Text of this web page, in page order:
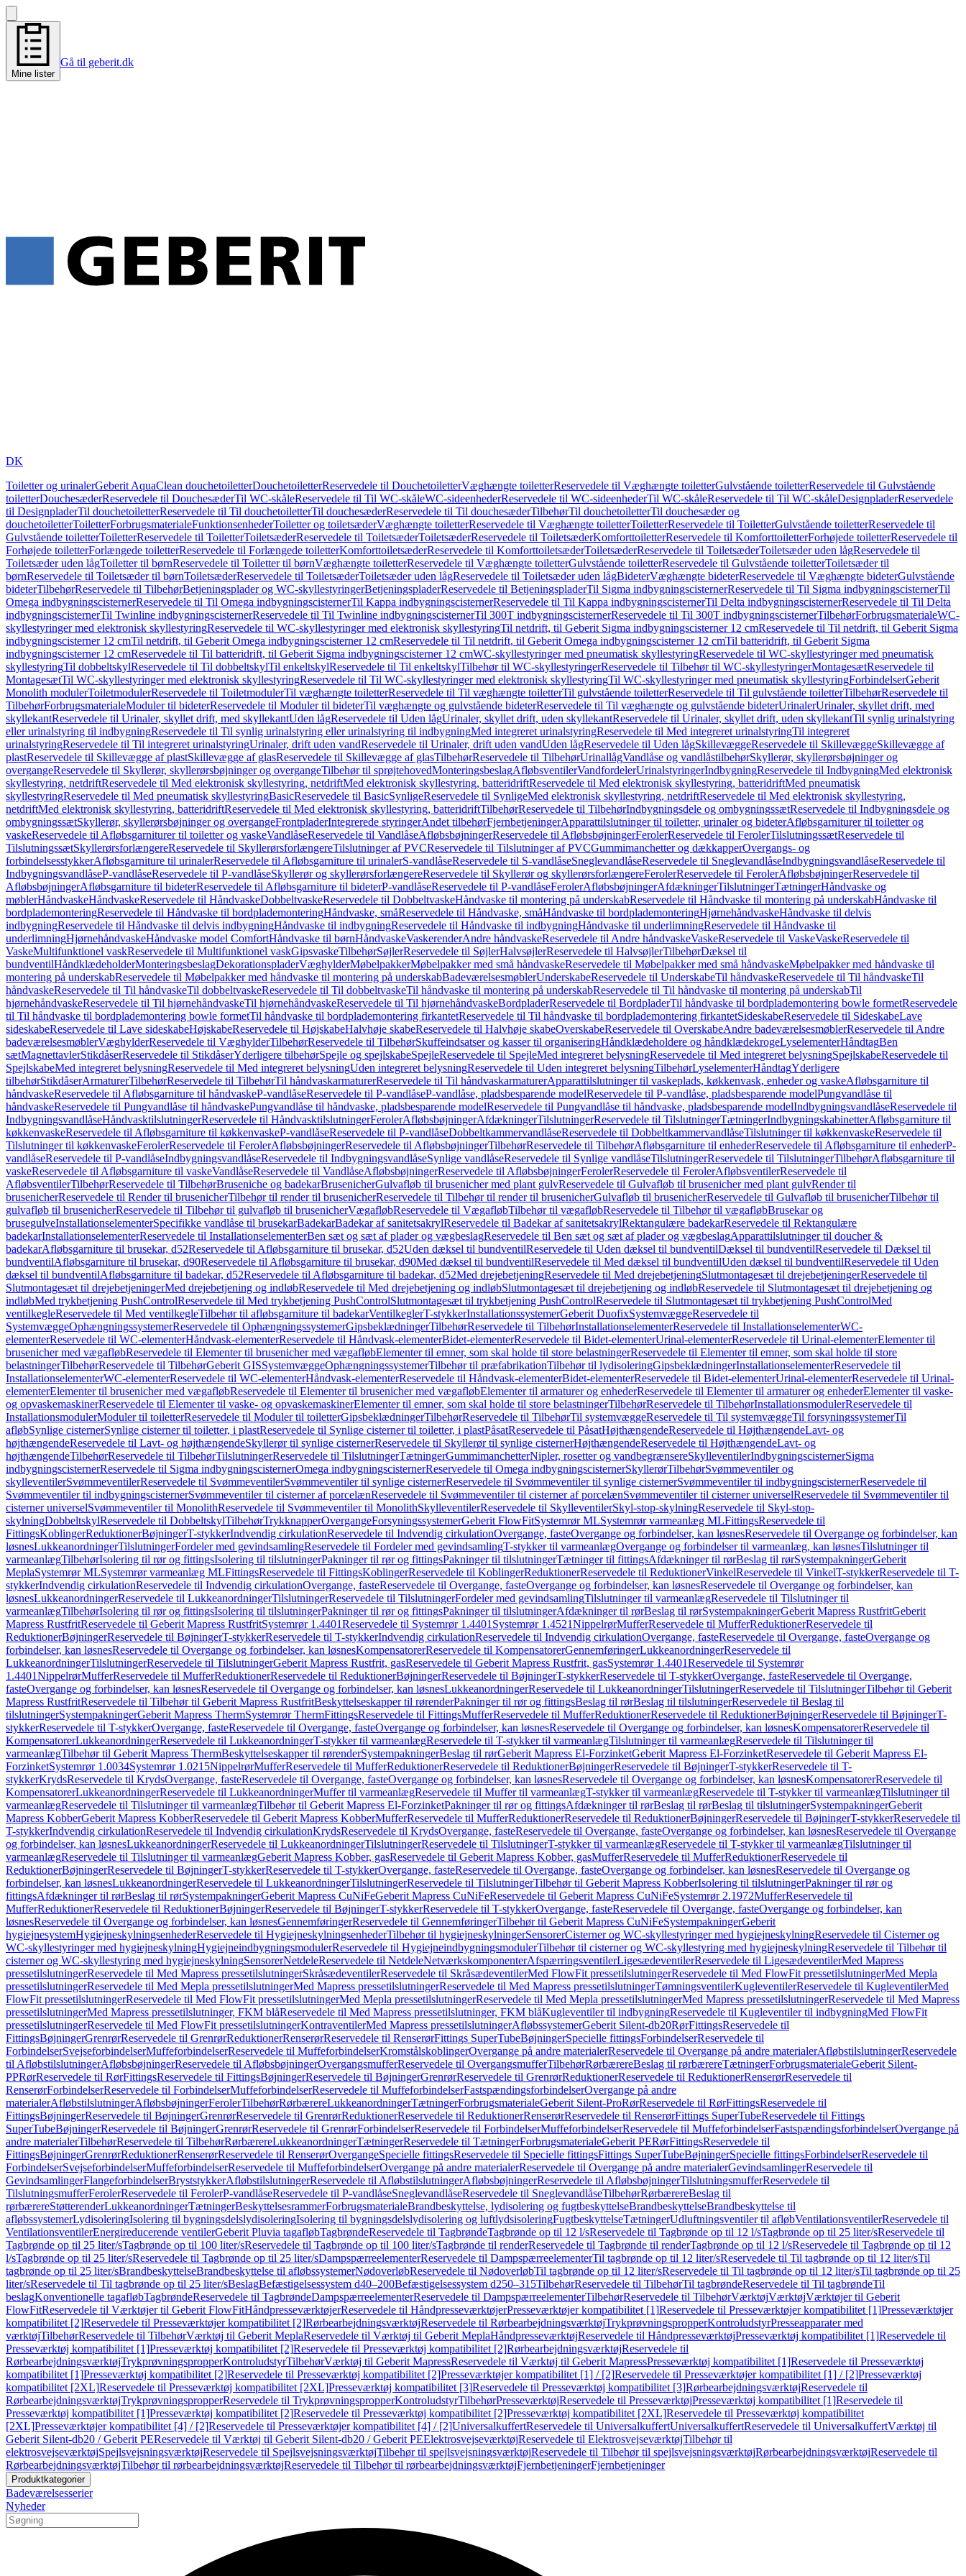
Mine lister
Gå til geberit.dk
DK
Toiletter og urinalerGeberit AquaClean douchetoiletterDouchetoiletterReservedele til DouchetoiletterVæghængte toiletterReservedele til Væghængte toiletterGulvstående toiletterReservedele til Gulvstående
toiletterDouchesæderReservedele til DouchesæderTil WC-skåleReservedele til Til WC-skåleWC-sideenhederReservedele til WC-sideenhederTil WC-skåleReservedele til Til WC-skåleDesignpladerReservedele
til DesignpladerTil douchetoiletterReservedele til Til douchetoiletterTil douchesæderReservedele til Til douchesæderTilbehørTil douchetoiletterTil douchesæder og
douchetoiletterToiletterForbrugsmaterialeFunktionsenhederToiletter og toiletsæderVæghængte toiletterReservedele til Væghængte toiletterToiletterReservedele til ToiletterGulvstående toiletterReservedele til
Gulvstående toiletterToiletterReservedele til ToiletterToiletsæderReservedele til ToiletsæderToiletsæderReservedele til ToiletsæderKomforttoiletterReservedele til KomforttoiletterForhøjede toiletterReservedele til
Forhøjede toiletterForlængede toiletterReservedele til Forlængede toiletterKomforttoiletsæderReservedele til KomforttoiletsæderToiletsæderReservedele til ToiletsæderToiletsæder uden lågReservedele til
Toiletsæder uden lågToiletter til børnReservedele til Toiletter til børnVæghængte toiletterReservedele til Væghængte toiletterGulvstående toiletterReservedele til Gulvstående toiletterToiletsæder til
børnReservedele til Toiletsæder til børnToiletsæderReservedele til ToiletsæderToiletsæder uden lågReservedele til Toiletsæder uden lågBideterVæghængte bideterReservedele til Væghængte bideterGulvstående
bideterTilbehørReservedele til TilbehørBetjeningsplader og WC-skyllestyringerBetjeningspladerReservedele til BetjeningspladerTil Sigma indbygningscisternerReservedele til Til Sigma indbygningscisternerTil
Omega indbygningscisternerReservedele til Til Omega indbygningscisternerTil Kappa indbygningscisternerReservedele til Til Kappa indbygningscisternerTil Delta indbygningscisternerReservedele til Til Delta
indbygningscisternerTil Twinline indbygningscisternerReservedele til Til Twinline indbygningscisternerTil 300T indbygningscisternerReservedele til Til 300T indbygningscisternerTilbehørForbrugsmaterialeWC-
skyllestyringer med elektronisk skyllestyringReservedele til WC-skyllestyringer med elektronisk skyllestyringTil netdrift, til Geberit Sigma indbygningscisterner 12 cmReservedele til Til netdrift, til Geberit Sigma
indbygningscisterner 12 cmTil netdrift, til Geberit Omega indbygningscisterner 12 cmReservedele til Til netdrift, til Geberit Omega indbygningscisterner 12 cmTil batteridrift, til Geberit Sigma
indbygningscisterner 12 cmReservedele til Til batteridrift, til Geberit Sigma indbygningscisterner 12 cmWC-skyllestyringer med pneumatisk skyllestyringReservedele til WC-skyllestyringer med pneumatisk
skyllestyringTil dobbeltskylReservedele til Til dobbeltskylTil enkeltskylReservedele til Til enkeltskylTilbehør til WC-skyllestyringerReservedele til Tilbehør til WC-skyllestyringerMontagesætReservedele til
MontagesætTil WC-skyllestyringer med elektronisk skyllestyringReservedele til Til WC-skyllestyringer med elektronisk skyllestyringTil WC-skyllestyringer med pneumatisk skyllestyringForbindelserGeberit
Monolith modulerToiletmodulerReservedele til ToiletmodulerTil væghængte toiletterReservedele til Til væghængte toiletterTil gulvstående toiletterReservedele til Til gulvstående toiletterTilbehørReservedele til
TilbehørForbrugsmaterialeModuler til bideterReservedele til Moduler til bideterTil væghængte og gulvstående bideterReservedele til Til væghængte og gulvstående bideterUrinalerUrinaler, skyllet drift, med
skyllekantReservedele til Urinaler, skyllet drift, med skyllekantUden lågReservedele til Uden lågUrinaler, skyllet drift, uden skyllekantReservedele til Urinaler, skyllet drift, uden skyllekantTil synlig urinalstyring
eller urinalstyring til indbygningReservedele til Til synlig urinalstyring eller urinalstyring til indbygningMed integreret urinalstyringReservedele til Med integreret urinalstyringTil integreret
urinalstyringReservedele til Til integreret urinalstyringUrinaler, drift uden vandReservedele til Urinaler, drift uden vandUden lågReservedele til Uden lågSkillevæggeReservedele til SkillevæggeSkillevægge af
plastReservedele til Skillevægge af plastSkillevægge af glasReservedele til Skillevægge af glasTilbehørReservedele til TilbehørUrinallågVandlåse og vandlåstilbehørSkyllerør, skyllerørsbøjninger og
overgangeReservedele til Skyllerør, skyllerørsbøjninger og overgangeTilbehør til sprøjtehovedMonteringsbeslagAfløbsventilerVandfordelerUrinalstyringerIndbygningReservedele til IndbygningMed elektronisk
skyllestyring, netdriftReservedele til Med elektronisk skyllestyring, netdriftMed elektronisk skyllestyring, batteridriftReservedele til Med elektronisk skyllestyring, batteridriftMed pneumatisk
skyllestyringReservedele til Med pneumatisk skyllestyringBasicReservedele til BasicSynligeReservedele til SynligeMed elektronisk skyllestyring, netdriftReservedele til Med elektronisk skyllestyring,
netdriftMed elektronisk skyllestyring, batteridriftReservedele til Med elektronisk skyllestyring, batteridriftTilbehørReservedele til TilbehørIndbygningsdele og ombygningssætReservedele til Indbygningsdele og
ombygningssætSkyllerør, skyllerørsbøjninger og overgangeFrontpladerIntegrerede styringerAndet tilbehørFjernbetjeningerApparattilslutninger til toiletter, urinaler og bideterAfløbsgarniturer til toiletter og
vaskeReservedele til Afløbsgarniturer til toiletter og vaskeVandlåseReservedele til VandlåseAfløbsbøjningerReservedele til AfløbsbøjningerFerolerReservedele til FerolerTilslutningssætReservedele til
TilslutningssætSkyllerørsforlængereReservedele til SkyllerørsforlængereTilslutninger af PVCReservedele til Tilslutninger af PVCGummimanchetter og dækkapperOvergangs- og
forbindelsesstykkerAfløbsgarniture til urinalerReservedele til Afløbsgarniture til urinalerS-vandlåseReservedele til S-vandlåseSneglevandlåseReservedele til SneglevandlåseIndbygningsvandlåseReservedele til
IndbygningsvandlåseP-vandlåseReservedele til P-vandlåseSkyllerør og skyllerørsforlængereReservedele til Skyllerør og skyllerørsforlængereFerolerReservedele til FerolerAfløbsbøjningerReservedele til
AfløbsbøjningerAfløbsgarniture til bideterReservedele til Afløbsgarniture til bideterP-vandlåseReservedele til P-vandlåseFerolerAfløbsbøjningerAfdækningerTilslutningerTætningerHåndvaske og
møblerHåndvaskeHåndvaskeReservedele til HåndvaskeDobbeltvaskeReservedele til DobbeltvaskeHåndvaske til montering på underskabReservedele til Håndvaske til montering på underskabHåndvaske til
bordplademonteringReservedele til Håndvaske til bordplademonteringHåndvaske, småReservedele til Håndvaske, småHåndvaske til bordplademonteringHjørnehåndvaskeHåndvaske til delvis
indbygningReservedele til Håndvaske til delvis indbygningHåndvaske til indbygningReservedele til Håndvaske til indbygningHåndvaske til underlimningReservedele til Håndvaske til
underlimningHjørnehåndvaskeHåndvaske model ComfortHåndvaske til børnHåndvaskeVaskerenderAndre håndvaskeReservedele til Andre håndvaskeVaskeReservedele til VaskeVaskeReservedele til
VaskeMultifunktionel vaskReservedele til Multifunktionel vaskGipsvaskeTilbehørSøjlerReservedele til SøjlerHalvsøjlerReservedele til HalvsøjlerTilbehørDæksel til
bundventilHåndklædeholderMonteringsbeslagDekorationspladerVæghylderMøbelpakkerMøbelpakker med små håndvaskeReservedele til Møbelpakker med små håndvaskeMøbelpakker med håndvaske til
montering på underskabReservedele til Møbelpakker med håndvaske til montering på underskabBadeværelsesmøblerUnderskabeReservedele til UnderskabeTil håndvaskeReservedele til Til håndvaskeTil
håndvaskeReservedele til Til håndvaskeTil dobbeltvaskeReservedele til Til dobbeltvaskeTil håndvaske til montering på underskabReservedele til Til håndvaske til montering på underskabTil
hjørnehåndvaskeReservedele til Til hjørnehåndvaskeTil hjørnehåndvaskeReservedele til Til hjørnehåndvaskeBordpladerReservedele til BordpladerTil håndvaske til bordplademontering bowle formetReservedele
til Til håndvaske til bordplademontering bowle formetTil håndvaske til bordplademontering firkantetReservedele til Til håndvaske til bordplademontering firkantetSideskabeReservedele til SideskabeLave
sideskabeReservedele til Lave sideskabeHøjskabeReservedele til HøjskabeHalvhøje skabeReservedele til Halvhøje skabeOverskabeReservedele til OverskabeAndre badeværelsesmøblerReservedele til Andre
badeværelsesmøblerVæghylderReservedele til VæghylderTilbehørReservedele til TilbehørSkuffeindsatser og kasser til organiseringHåndklædeholdere og håndklædekrogeLyselementerHåndtagBen
sætMagnettavlerStikdåserReservedele til StikdåserYderligere tilbehørSpejle og spejlskabeSpejleReservedele til SpejleMed integreret belysningReservedele til Med integreret belysningSpejlskabeReservedele til
SpejlskabeMed integreret belysningReservedele til Med integreret belysningUden integreret belysningReservedele til Uden integreret belysningTilbehørLyselementerHåndtagYderligere
tilbehørStikdåserArmaturerTilbehørReservedele til TilbehørTil håndvaskarmaturerReservedele til Til håndvaskarmaturerApparattilslutninger til vaskeplads, køkkenvask, enheder og vaskeAfløbsgarniture til
håndvaskeReservedele til Afløbsgarniture til håndvaskeP-vandlåseReservedele til P-vandlåseP-vandlåse, pladsbesparende modelReservedele til P-vandlåse, pladsbesparende modelPungvandlåse til
håndvaskeReservedele til Pungvandlåse til håndvaskePungvandlåse til håndvaske, pladsbesparende modelReservedele til Pungvandlåse til håndvaske, pladsbesparende modelIndbygningsvandlåseReservedele til
IndbygningsvandlåseHåndvasktilslutningerReservedele til HåndvasktilslutningerFerolerAfløbsbøjningerAfdækningerTilslutningerReservedele til TilslutningerTætningerIndbygningskabinetterAfløbsgarniture til
køkkenvaskeReservedele til Afløbsgarniture til køkkenvaskeP-vandlåseReservedele til P-vandlåseDobbeltkammervandlåseReservedele til DobbeltkammervandlåseTilslutninger til køkkenvaskeReservedele til
Tilslutninger til køkkenvaskeFerolerReservedele til FerolerAfløbsbøjningerReservedele til AfløbsbøjningerTilbehørReservedele til TilbehørAfløbsgarniture til enhederReservedele til Afløbsgarniture til enhederP-
vandlåseReservedele til P-vandlåseIndbygningsvandlåseReservedele til IndbygningsvandlåseSynlige vandlåseReservedele til Synlige vandlåseTilslutningerReservedele til TilslutningerTilbehørAfløbsgarniture til
vaskeReservedele til Afløbsgarniture til vaskeVandlåseReservedele til VandlåseAfløbsbøjningerReservedele til AfløbsbøjningerFerolerReservedele til FerolerAfløbsventilerReservedele til
AfløbsventilerTilbehørReservedele til TilbehørBruseniche og badekarBrusenicherGulvafløb til brusenicher med plant gulvReservedele til Gulvafløb til brusenicher med plant gulvRender til
brusenicherReservedele til Render til brusenicherTilbehør til render til brusenicherReservedele til Tilbehør til render til brusenicherGulvafløb til brusenicherReservedele til Gulvafløb til brusenicherTilbehør til
gulvafløb til brusenicherReservedele til Tilbehør til gulvafløb til brusenicherVægafløbReservedele til VægafløbTilbehør til vægafløbReservedele til Tilbehør til vægafløbBrusekar og
brusegulveInstallationselementerSpecifikke vandlåse til brusekarBadekarBadekar af sanitetsakrylReservedele til Badekar af sanitetsakrylRektangulære badekarReservedele til Rektangulære
badekarInstallationselementerReservedele til InstallationselementerBen sæt og sæt af plader og vægbeslagReservedele til Ben sæt og sæt af plader og vægbeslagApparattilslutninger til doucher &
badekarAfløbsgarniture til brusekar, d52Reservedele til Afløbsgarniture til brusekar, d52Uden dæksel til bundventilReservedele til Uden dæksel til bundventilDæksel til bundventilReservedele til Dæksel til
bundventilAfløbsgarniture til brusekar, d90Reservedele til Afløbsgarniture til brusekar, d90Med dæksel til bundventilReservedele til Med dæksel til bundventilUden dæksel til bundventilReservedele til Uden
dæksel til bundventilAfløbsgarniture til badekar, d52Reservedele til Afløbsgarniture til badekar, d52Med drejebetjeningReservedele til Med drejebetjeningSlutmontagesæt til drejebetjeningerReservedele til
Slutmontagesæt til drejebetjeningerMed drejebetjening og indløbReservedele til Med drejebetjening og indløbSlutmontagesæt til drejebetjening og indløbReservedele til Slutmontagesæt til drejebetjening og
indløbMed trykbetjening PushControlReservedele til Med trykbetjening PushControlSlutmontagesæt til trykbetjening PushControlReservedele til Slutmontagesæt til trykbetjening PushControlMed
ventilkegleReservedele til Med ventilkegleTilbehør til afløbsgarniture til badekarVentilkeglerT-stykkerInstallationssystemerGeberit DuofixSystemvæggeReservedele til
SystemvæggeOphængningssystemerReservedele til OphængningssystemerGipsbeklædningerTilbehørReservedele til TilbehørInstallationselementerReservedele til InstallationselementerWC-
elementerReservedele til WC-elementerHåndvask-elementerReservedele til Håndvask-elementerBidet-elementerReservedele til Bidet-elementerUrinal-elementerReservedele til Urinal-elementerElementer til
brusenicher med vægafløbReservedele til Elementer til brusenicher med vægafløbElementer til emner, som skal holde til store belastningerReservedele til Elementer til emner, som skal holde til store
belastningerTilbehørReservedele til TilbehørGeberit GISSystemvæggeOphængningssystemerTilbehør til præfabrikationTilbehør til lydisoleringGipsbeklædningerInstallationselementerReservedele til
InstallationselementerWC-elementerReservedele til WC-elementerHåndvask-elementerReservedele til Håndvask-elementerBidet-elementerReservedele til Bidet-elementerUrinal-elementerReservedele til Urinal-
elementerElementer til brusenicher med vægafløbReservedele til Elementer til brusenicher med vægafløbElementer til armaturer og enhederReservedele til Elementer til armaturer og enhederElementer til vaske-
og opvaskemaskinerReservedele til Elementer til vaske- og opvaskemaskinerElementer til emner, som skal holde til store belastningerTilbehørReservedele til TilbehørInstallationsmodulerReservedele til
InstallationsmodulerModuler til toiletterReservedele til Moduler til toiletterGipsbeklædningerTilbehørReservedele til TilbehørTil systemvæggeReservedele til Til systemvæggeTil forsyningssystemerTil
afløbSynlige cisternerSynlige cisterner til toiletter, i plastReservedele til Synlige cisterner til toiletter, i plastPåsatReservedele til PåsatHøjthængendeReservedele til HøjthængendeLavt- og
højthængendeReservedele til Lavt- og højthængendeSkyllerør til synlige cisternerReservedele til Skyllerør til synlige cisternerHøjthængendeReservedele til HøjthængendeLavt- og
højthængendeTilbehørReservedele til TilbehørTilslutningerReservedele til TilslutningerTætningerGummimanchetterNipler, rosetter og vandbegrænsereSkylleventilerIndbygningscisternerSigma
indbygningscisternerReservedele til Sigma indbygningscisternerOmega indbygningscisternerReservedele til Omega indbygningscisternerSkyllerørTilbehørSvømmeventiler og
skylleventilerSvømmeventilerReservedele til SvømmeventilerSvømmeventiler til synlige cisternerReservedele til Svømmeventiler til synlige cisternerSvømmeventiler til indbygningscisternerReservedele til
Svømmeventiler til indbygningscisternerSvømmeventiler til cisterner af porcelænReservedele til Svømmeventiler til cisterner af porcelænSvømmeventiler til cisterner universelReservedele til Svømmeventiler til
cisterner universelSvømmeventiler til MonolithReservedele til Svømmeventiler til MonolithSkylleventilerReservedele til SkylleventilerSkyl-stop-skylningReservedele til Skyl-stop-
skylningDobbeltskylReservedele til DobbeltskylTilbehørTrykknapperOvergangeForsyningssystemerGeberit FlowFitSystemrør MLSystemrør varmeanlæg MLFittingsReservedele til
FittingsKoblingerReduktionerBøjningerT-stykkerIndvendig cirkulationReservedele til Indvendig cirkulationOvergange, fasteOvergange og forbindelser, kan løsnesReservedele til Overgange og forbindelser, kan
løsnesLukkeanordningerTilslutningerFordeler med gevindsamlingReservedele til Fordeler med gevindsamlingT-stykker til varmeanlægOvergange og forbindelser til varmeanlæg, kan løsnesTilslutninger til
varmeanlægTilbehørIsolering til rør og fittingsIsolering til tilslutningerPakninger til rør og fittingsPakninger til tilslutningerTætninger til fittingsAfdækninger til rørBeslag til rørSystempakningerGeberit
MeplaSystemrør MLSystemrør varmeanlæg MLFittingsReservedele til FittingsKoblingerReservedele til KoblingerReduktionerReservedele til ReduktionerVinkelReservedele til VinkelT-stykkerReservedele til T-
stykkerIndvendig cirkulationReservedele til Indvendig cirkulationOvergange, fasteReservedele til Overgange, fasteOvergange og forbindelser, kan løsnesReservedele til Overgange og forbindelser, kan
løsnesLukkeanordningerReservedele til LukkeanordningerTilslutningerReservedele til TilslutningerFordeler med gevindsamlingTilslutninger til varmeanlægReservedele til Tilslutninger til
varmeanlægTilbehørIsolering til rør og fittingsIsolering til tilslutningerPakninger til rør og fittingsPakninger til tilslutningerAfdækninger til rørBeslag til rørSystempakningerGeberit Mapress RustfritGeberit
Mapress RustfritReservedele til Geberit Mapress RustfritSystemrør 1.4401Reservedele til Systemrør 1.4401 Systemrør 1.4521NippelrørMufferReservedele til MufferReduktionerReservedele til
ReduktionerBøjningerReservedele til BøjningerT-stykkerReservedele til T-stykkerIndvendig cirkulationReservedele til Indvendig cirkulationOvergange, fasteReservedele til Overgange, fasteOvergange og
forbindelser, kan løsnesReservedele til Overgange og forbindelser, kan løsnesKompensatorerReservedele til KompensatorerGennemføringerLukkeanordningerReservedele til
LukkeanordningerTilslutningerReservedele til TilslutningerGeberit Mapress Rustfrit, gasReservedele til Geberit Mapress Rustfrit, gasSystemrør 1.4401Reservedele til Systemrør
1.4401NippelrørMufferReservedele til MufferReduktionerReservedele til ReduktionerBøjningerReservedele til BøjningerT-stykkerReservedele til T-stykkerOvergange, fasteReservedele til Overgange,
fasteOvergange og forbindelser, kan løsnesReservedele til Overgange og forbindelser, kan løsnesLukkeanordningerReservedele til LukkeanordningerTilslutningerReservedele til TilslutningerTilbehør til Geberit
Mapress RustfritReservedele til Tilbehør til Geberit Mapress RustfritBeskyttelseskapper til rørenderPakninger til rør og fittingsBeslag til rørBeslag til tilslutningerReservedele til Beslag til
tilslutningerSystempakningerGeberit Mapress ThermSystemrør ThermFittingsReservedele til FittingsMufferReservedele til MufferReduktionerReservedele til ReduktionerBøjningerReservedele til BøjningerT-
stykkerReservedele til T-stykkerOvergange, fasteReservedele til Overgange, fasteOvergange og forbindelser, kan løsnesReservedele til Overgange og forbindelser, kan løsnesKompensatorerReservedele til
KompensatorerLukkeanordningerReservedele til LukkeanordningerT-stykker til varmeanlægReservedele til T-stykker til varmeanlægTilslutninger til varmeanlægReservedele til Tilslutninger til
varmeanlægTilbehør til Geberit Mapress ThermBeskyttelseskapper til rørenderSystempakningerBeslag til rørGeberit Mapress El-ForzinketGeberit Mapress El-ForzinketReservedele til Geberit Mapress El-
ForzinketSystemrør 1.0034Systemrør 1.0215NippelrørMufferReservedele til MufferReduktionerReservedele til ReduktionerBøjningerReservedele til BøjningerT-stykkerReservedele til T-
stykkerKrydsReservedele til KrydsOvergange, fasteReservedele til Overgange, fasteOvergange og forbindelser, kan løsnesReservedele til Overgange og forbindelser, kan løsnesKompensatorerReservedele til
KompensatorerLukkeanordningerReservedele til LukkeanordningerMuffer til varmeanlægReservedele til Muffer til varmeanlægT-stykker til varmeanlægReservedele til T-stykker til varmeanlægTilslutninger til
varmeanlægReservedele til Tilslutninger til varmeanlægTilbehør til Geberit Mapress El-ForzinketPakninger til rør og fittingsAfdækninger til rørBeslag til rørBeslag til tilslutningerSystempakningerGeberit
Mapress KobberGeberit Mapress KobberReservedele til Geberit Mapress KobberMufferReservedele til MufferReduktionerReservedele til ReduktionerBøjningerReservedele til BøjningerT-stykkerReservedele til
T-stykkerIndvendig cirkulationReservedele til Indvendig cirkulationKrydsReservedele til KrydsOvergange, fasteReservedele til Overgange, fasteOvergange og forbindelser, kan løsnesReservedele til Overgange
og forbindelser, kan løsnesLukkeanordningerReservedele til LukkeanordningerTilslutningerReservedele til TilslutningerT-stykker til varmeanlægReservedele til T-stykker til varmeanlægTilslutninger til
varmeanlægReservedele til Tilslutninger til varmeanlægGeberit Mapress Kobber, gasReservedele til Geberit Mapress Kobber, gasMufferReservedele til MufferReduktionerReservedele til
ReduktionerBøjningerReservedele til BøjningerT-stykkerReservedele til T-stykkerOvergange, fasteReservedele til Overgange, fasteOvergange og forbindelser, kan løsnesReservedele til Overgange og
forbindelser, kan løsnesLukkeanordningerReservedele til LukkeanordningerTilslutningerReservedele til TilslutningerTilbehør til Geberit Mapress KobberIsolering til tilslutningerPakninger til rør og
fittingsAfdækninger til rørBeslag til rørSystempakningerGeberit Mapress CuNiFeGeberit Mapress CuNiFeReservedele til Geberit Mapress CuNiFeSystemrør 2.1972MufferReservedele til
MufferReduktionerReservedele til ReduktionerBøjningerReservedele til BøjningerT-stykkerReservedele til T-stykkerOvergange, fasteReservedele til Overgange, fasteOvergange og forbindelser, kan
løsnesReservedele til Overgange og forbindelser, kan løsnesGennemføringerReservedele til GennemføringerTilbehør til Geberit Mapress CuNiFeSystempakningerGeberit
hygiejnesystemHygiejneskylningsenhederReservedele til HygiejneskylningsenhederTilbehør til hygiejneskylningerSensorerCisterner og WC-skyllestyringer med hygiejneskylningReservedele til Cisterner og
WC-skyllestyringer med hygiejneskylningHygiejneindbygningsmodulerReservedele til HygiejneindbygningsmodulerTilbehør til cisterner og WC-skyllestyring med hygiejneskylningReservedele til Tilbehør til
cisterner og WC-skyllestyring med hygiejneskylningSensorerNetdeleReservedele til NetdeleNetværkskomponenterAfspærringsventilerLigesædeventilerReservedele til LigesædeventilerMed Mapress
pressetilslutningerReservedele til Med Mapress pressetilslutningerSkråsædeventilerReservedele til SkråsædeventilerMed FlowFit pressetilslutningerReservedele til Med FlowFit pressetilslutningerMed Mepla
pressetilslutningerReservedele til Med Mepla pressetilslutningerMed Mapress pressetilslutningerReservedele til Med Mapress pressetilslutningerTømningsventilerKugleventilerReservedele til KugleventilerMed
FlowFit pressetilslutningerReservedele til Med FlowFit pressetilslutningerMed Mepla pressetilslutningerReservedele til Med Mepla pressetilslutningerMed Mapress pressetilslutningerReservedele til Med Mapress
pressetilslutningerMed Mapress pressetilslutninger, FKM blåReservedele til Med Mapress pressetilslutninger, FKM blåKugleventiler til indbygningReservedele til Kugleventiler til indbygningMed FlowFit
pressetilslutningerReservedele til Med FlowFit pressetilslutningerKontraventilerMed Mapress pressetilslutningerAfløbssystemerGeberit Silent-db20RørFittingsReservedele til
FittingsBøjningerGrenrørReservedele til GrenrørReduktionerRenserørReservedele til RenserørFittings SuperTubeBøjningerSpecielle fittingsForbindelserReservedele til
ForbindelserSvejseforbindelserMuffeforbindelserReservedele til MuffeforbindelserKromstålskoblingerOvergange på andre materialerReservedele til Overgange på andre materialerAfløbstilslutningerReservedele
til AfløbstilslutningerAfløbsbøjningerReservedele til AfløbsbøjningerOvergangsmufferReservedele til OvergangsmufferTilbehørRørbærereBeslag til rørbærereTætningerForbrugsmaterialeGeberit Silent-
PPRørReservedele til RørFittingsReservedele til FittingsBøjningerReservedele til BøjningerGrenrørReservedele til GrenrørReduktionerReservedele til ReduktionerRenserørReservedele til
RenserørForbindelserReservedele til ForbindelserMuffeforbindelserReservedele til MuffeforbindelserFastspændingsforbindelserOvergange på andre
materialerAfløbstilslutningerAfløbsbøjningerFerolerTilbehørRørbærereLukkeanordningerTætningerForbrugsmaterialeGeberit Silent-ProRørReservedele til RørFittingsReservedele til
FittingsBøjningerReservedele til BøjningerGrenrørReservedele til GrenrørReduktionerReservedele til ReduktionerRenserørReservedele til RenserørFittings SuperTubeReservedele til Fittings
SuperTubeBøjningerReservedele til BøjningerGrenrørReservedele til GrenrørForbindelserReservedele til ForbindelserMuffeforbindelserReservedele til MuffeforbindelserFastspændingsforbindelserOvergange på
andre materialerTilbehørReservedele til TilbehørRørbærereLukkeanordningerTætningerReservedele til TætningerForbrugsmaterialeGeberit PERørFittingsReservedele til
FittingsBøjningerGrenrørReduktionerRenserørReservedele til RenserørOvergangeSpecielle fittingsReservedele til Specielle fittingsFittings SuperTubeBøjningerSpecielle fittingsForbindelserReservedele til
ForbindelserSvejseforbindelserMuffeforbindelserReservedele til MuffeforbindelserOvergange på andre materialerReservedele til Overgange på andre materialerGevindsamlingerReservedele til
GevindsamlingerFlangeforbindelserBryststykkerAfløbstilslutningerReservedele til AfløbstilslutningerAfløbsbøjningerReservedele til AfløbsbøjningerTilslutningsmufferReservedele til
TilslutningsmufferFerolerReservedele til FerolerP-vandlåseReservedele til P-vandlåseSneglevandlåseReservedele til SneglevandlåseTilbehørRørbærereBeslag til
rørbærereStøtterenderLukkeanordningerTætningerBeskyttelsesrammerForbrugsmaterialeBrandbeskyttelse, lydisolering og fugtbeskyttelseBrandbeskyttelseBrandbeskyttelse til
afløbssystemerLydisoleringIsolering til bygningsdelslydisoleringIsolering til bygningsdelslydisolering og luftlydsisoleringFugtbeskyttelseTætningerUdluftningsventiler til afløbVentilationsventilerReservedele til
VentilationsventilerEnergireducerende ventilerGeberit Pluvia tagafløbTagbrøndeReservedele til TagbrøndeTagbrønde op til 12 l/sReservedele til Tagbrønde op til 12 l/sTagbrønde op til 25 liter/sReservedele til
Tagbrønde op til 25 liter/sTagbrønde op til 100 liter/sReservedele til Tagbrønde op til 100 liter/sTagbrønde til renderReservedele til Tagbrønde til renderTagbrønde op til 12 l/sReservedele til Tagbrønde op til 12
l/sTagbrønde op til 25 liter/sReservedele til Tagbrønde op til 25 liter/sDampspærreelementerReservedele til DampspærreelementerTil tagbrønde op til 12 liter/sReservedele til Til tagbrønde op til 12 liter/sTil
tagbrønde op til 25 liter/sBrandbeskyttelseBrandbeskyttelse til afløbssystemerNødoverløbReservedele til NødoverløbTil tagbrønde op til 12 liter/sReservedele til Til tagbrønde op til 12 liter/sTil tagbrønde op til 25
liter/sReservedele til Til tagbrønde op til 25 liter/sBeslagBefæstigelsessystem d40–200Befæstigelsessystem d250–315TilbehørReservedele til TilbehørTil tagbrøndeReservedele til Til tagbrøndeTil
beslagKonventionelle tagafløbTagbrøndeReservedele til TagbrøndeDampspærreelementerReservedele til DampspærreelementerTilbehørReservedele til TilbehørVærktøjVærktøjVærktøjer til Geberit
FlowFitReservedele til Værktøjer til Geberit FlowFitHåndpresseværktøjerReservedele til HåndpresseværktøjerPresseværktøjer kompatibilitet [1]Reservedele til Presseværktøjer kompatibilitet [1]Presseværktøjer
kompatibilitet [2]Reservedele til Presseværktøjer kompatibilitet [2]RørbearbejdningsværktøjReservedele til RørbearbejdningsværktøjTrykprøvningspropperKontroludstyrPresseapparater med
værktøjTilbehørReservedele til TilbehørVærktøj til Geberit MeplaReservedele til Værktøj til Geberit MeplaHåndpresseværktøjReservedele til HåndpresseværktøjPresseværktøj kompatibilitet [1]Reservedele til
Presseværktøj kompatibilitet [1]Presseværktøj kompatibilitet [2]Reservedele til Presseværktøj kompatibilitet [2]RørbearbejdningsværktøjReservedele til
RørbearbejdningsværktøjTrykprøvningspropperKontroludstyrTilbehørVærktøj til Geberit MapressReservedele til Værktøj til Geberit MapressPresseværktøj kompatibilitet [1]Reservedele til Presseværktøj
kompatibilitet [1]Presseværktøj kompatibilitet [2]Reservedele til Presseværktøj kompatibilitet [2]Presseværktøjer kompatibilitet [1] / [2]Reservedele til Presseværktøjer kompatibilitet [1] / [2]Presseværktøj
kompatibilitet [2XL]Reservedele til Presseværktøj kompatibilitet [2XL]Presseværktøj kompatibilitet [3]Reservedele til Presseværktøj kompatibilitet [3]RørbearbejdningsværktøjReservedele til
RørbearbejdningsværktøjTrykprøvningspropperReservedele til TrykprøvningspropperKontroludstyrTilbehørPresseværktøjReservedele til PresseværktøjPresseværktøj kompatibilitet [1]Reservedele til
Presseværktøj kompatibilitet [1]Presseværktøj kompatibilitet [2]Reservedele til Presseværktøj kompatibilitet [2]Presseværktøj kompatibilitet [2XL]Reservedele til Presseværktøj kompatibilitet
[2XL]Presseværktøjer kompatibilitet [4] / [2]Reservedele til Presseværktøjer kompatibilitet [4] / [2]UniversalkuffertReservedele til UniversalkuffertUniversalkuffertReservedele til UniversalkuffertVærktøj til
Geberit Silent-db20 / Geberit PEReservedele til Værktøj til Geberit Silent-db20 / Geberit PEElektrosvejseværktøjReservedele til ElektrosvejseværktøjTilbehør til
elektrosvejseværktøjSpejlsvejsningsværktøjReservedele til SpejlsvejsningsværktøjTilbehør til spejlsvejsningsværktøjReservedele til Tilbehør til spejlsvejsningsværktøjRørbearbejdningsværktøjReservedele til
RørbearbejdningsværktøjTilbehør til rørbearbejdningsværktøjReservedele til Tilbehør til rørbearbejdningsværktøjFjernbetjeningerFjernbetjeninger
Produktkategorier
Badeværelsesserier
Nyheder